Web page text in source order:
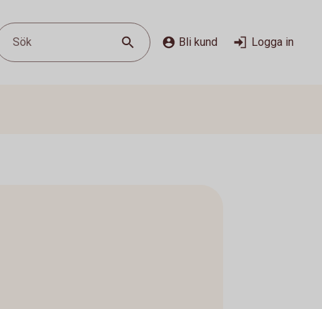
Sök Bli kund Logga in